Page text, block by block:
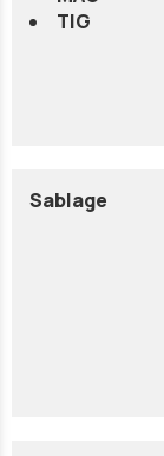
TIG
Sablage